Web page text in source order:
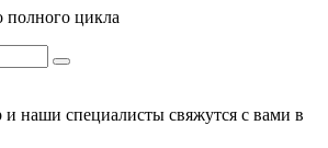
полного цикла
и наши специалисты свяжутся с вами в